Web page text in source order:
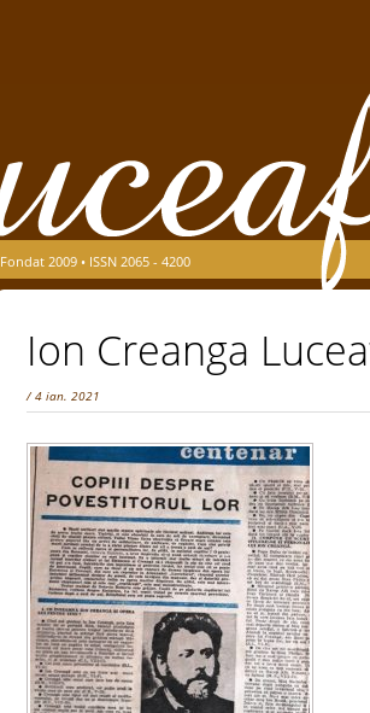
Fondat 2009 • ISSN 2065 - 4200
Ion Creanga
/ 4 ian. 2021